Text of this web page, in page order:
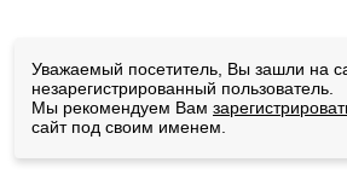
Уважаемый посетитель, Вы зашли на
незарегистрированный пользователь.
Мы рекомендуем Вам
сайт под своим именем.